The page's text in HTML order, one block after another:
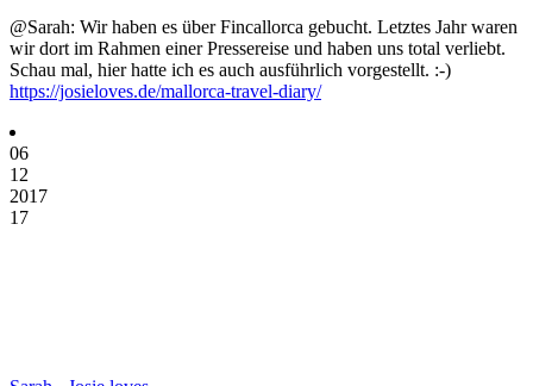
@Sarah: Wir haben es über Fincallorca gebucht. Letztes Jahr waren
wir dort im Rahmen einer Pressereise und haben uns total verliebt.
Schau mal, hier hatte ich es auch ausführlich vorgestellt. :-)
https://josieloves.de/mallorca-travel-diary/
06
12
2017
17